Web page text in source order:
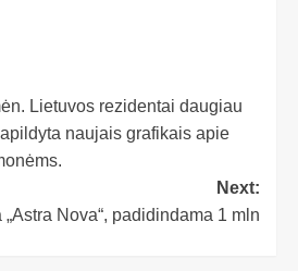
Lietuvos rezidentai daugiau
naujais grafikais apie
Next:
„Astra Nova“, padidindama 1 mln